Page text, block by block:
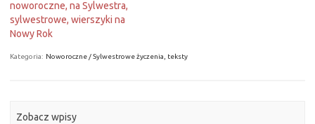
noworoczne, na Sylwestra,
sylwestrowe, wierszyki na
Nowy Rok
Kategoria: Noworoczne / Sylwestrowe życzenia, teksty
Zobacz wpisy